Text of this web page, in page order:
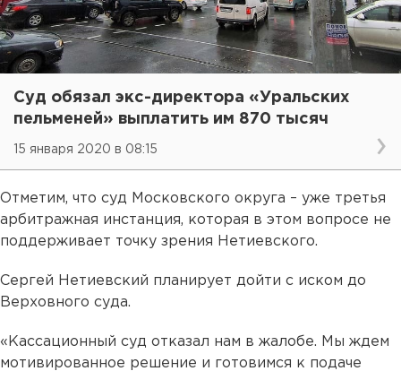
Суд обязал экс-директора «Уральских
пельменей» выплатить им 870 тысяч
15 января 2020 в 08:15
Отметим, что суд Московского округа – уже третья
арбитражная инстанция, которая в этом вопросе не
поддерживает точку зрения Нетиевского.
Сергей Нетиевский планирует дойти с иском до
Верховного суда.
«Кассационный суд отказал нам в жалобе. Мы ждем
мотивированное решение и готовимся к подаче